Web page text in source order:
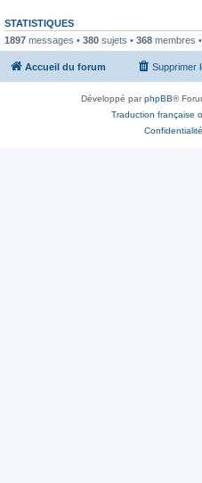
STATISTIQUES
1897 messages • 380 sujets • 368 membres
Accueil du forum Supprimer
Développé parphpBB®
Traduction française
Confidentialité